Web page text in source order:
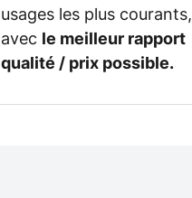
usages les plus courants,
avec
le meilleur rapport
qualité / prix possible.